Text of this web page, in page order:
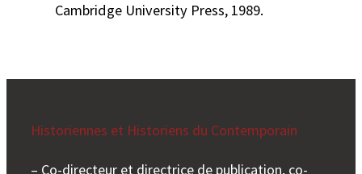
Cambridge University Press, 1989.
Historiennes et Historiens du Contemporain
– Co-directeur et directrice de publication, co-